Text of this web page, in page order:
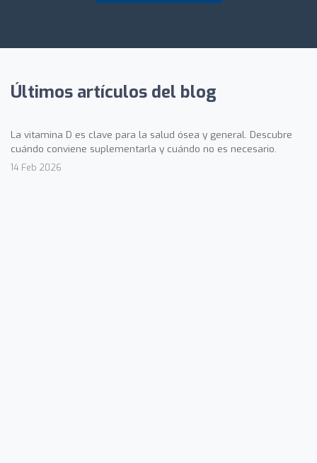
Últimos artículos del blog
La vitamina D es clave para la salud ósea y general. Descubre
cuándo conviene suplementarla y cuándo no es necesario.
14 Feb 2026